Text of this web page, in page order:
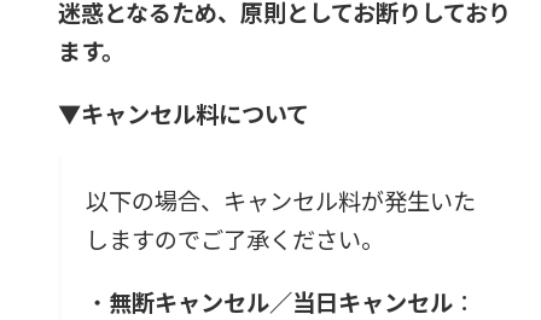
迷惑となるため、原則としてお断りしており
ます。
▼キャンセル料について
以下の場合、キャンセル料が発生いた
しますのでご了承ください。
・ 無断キャンセル／当日キャンセル ：